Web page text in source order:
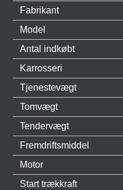
Fabrikant
Model
Antal indkøbt
Karrosseri
Tjenestevægt
Tomvægt
Tendervægt
Fremdriftsmiddel
Motor
Start trækkraft